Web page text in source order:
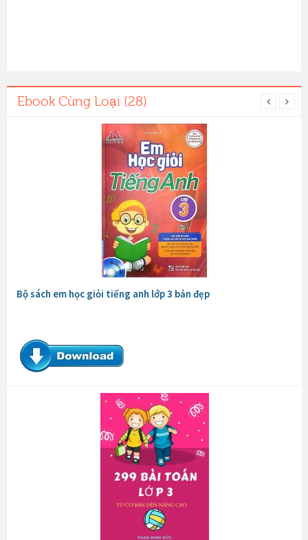
Ebook Cùng Loại (28)
Bộ sách em học giỏi tiếng anh lớp 3 bản đẹp